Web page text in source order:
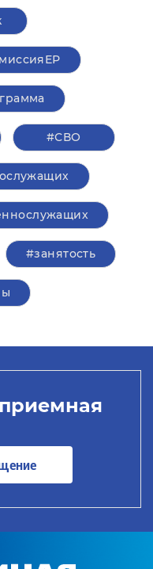
#СВО
#занятость